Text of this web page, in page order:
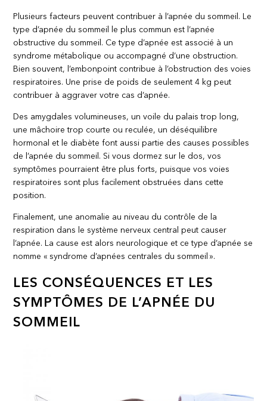
Plusieurs facteurs peuvent contribuer à l’apnée du sommeil. Le
type d’apnée du sommeil le plus commun est l’apnée
obstructive du sommeil. Ce type d’apnée est associé à un
syndrome métabolique ou accompagné d’une obstruction.
Bien souvent, l’embonpoint contribue à l’obstruction des voies
respiratoires. Une prise de poids de seulement 4 kg peut
contribuer à aggraver votre cas d’apnée.
Des amygdales volumineuses, un voile du palais trop long,
une mâchoire trop courte ou reculée, un déséquilibre
hormonal et le diabète font aussi partie des causes possibles
de l’apnée du sommeil. Si vous dormez sur le dos, vos
symptômes pourraient être plus forts, puisque vos voies
respiratoires sont plus facilement obstruées dans cette
position.
Finalement, une anomalie au niveau du contrôle de la
respiration dans le système nerveux central peut causer
l’apnée. La cause est alors neurologique et ce type d’apnée se
nomme « syndrome d’apnées centrales du sommeil ».
LES CONSÉQUENCES ET LES
SYMPTÔMES DE L’APNÉE DU
SOMMEIL